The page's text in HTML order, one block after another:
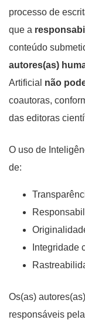
processo de
que a
conteúdo
autores(as)
Artificial não
coautoras,
das editoras
O uso de
de:
Integridade
Os(as)
responsáveis